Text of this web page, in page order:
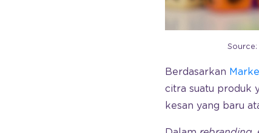
Berdasarkan
citra suatu produk
kesan yang baru